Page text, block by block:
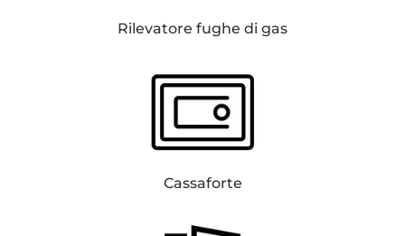
Rilevatore fughe di gas
Cassaforte